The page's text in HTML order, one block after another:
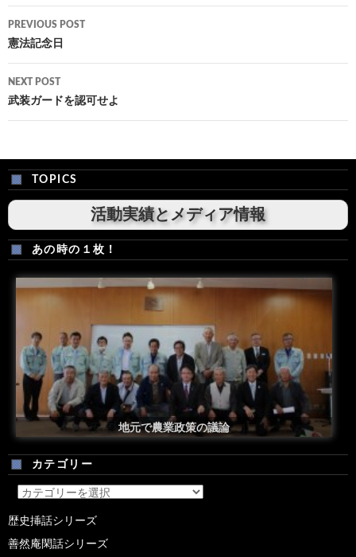
Post
navigation
PREVIOUS POST
憲法記念日
NEXT POST
武装ガードを認可せよ
TOPICS
活動実績とメディア情報
あの時の１枚！
安倍総理米国議会演説後の一コマ
地元で農業政策の議論
カテゴリー
カ
テ
リ
歴史挿話シリーズ
善然庵閑話シリーズ